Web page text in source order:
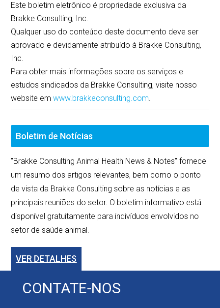
Este boletim eletrônico é propriedade exclusiva da
Brakke Consulting, Inc.
Qualquer uso do conteúdo deste documento deve ser
aprovado e devidamente atribuído à Brakke Consulting,
Inc.
Para obter mais informações sobre os serviços e
estudos sindicados da Brakke Consulting, visite nosso
website emwww.brakkeconsulting.com.
Boletim de Notícias
"Brakke Consulting Animal Health News & Notes" fornece
um resumo dos artigos relevantes, bem como o ponto
de vista da Brakke Consulting sobre as notícias e as
principais reuniões do setor. O boletim informativo está
disponível gratuitamente para indivíduos envolvidos no
setor de saúde animal.
VER DETALHES
CONTATE-NOS